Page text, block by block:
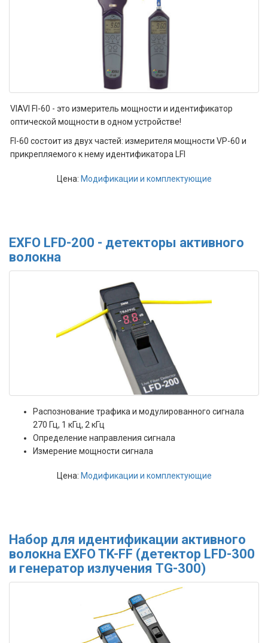
VIAVI FI-60 - это измеритель мощности и идентификатор
оптической мощности в одном устройстве!
FI-60 состоит из двух частей: измерителя мощности VP-60 и
прикрепляемого к нему идентификатора LFI
Цена: Модификации и комплектующие
EXFO LFD-200 - детекторы активного
волокна
Распознование трафика и модулированного сигнала
270 Гц, 1 кГц, 2 кГц
Определение направления сигнала
Измерение мощности сигнала
Цена: Модификации и комплектующие
Набор для идентификации активного
волокна EXFO TK-FF (детектор LFD-300
и генератор излучения TG-300)